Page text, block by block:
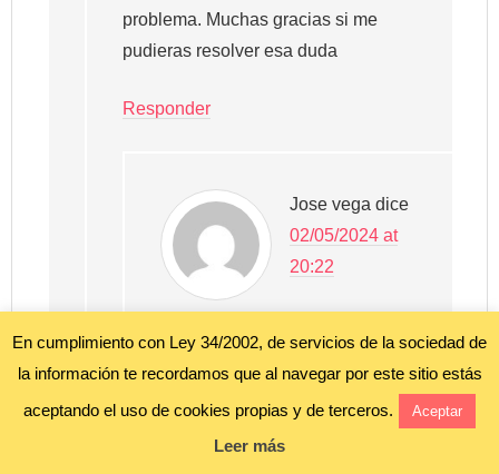
problema. Muchas gracias si me
pudieras resolver esa duda
Responder
Jose vega dice
02/05/2024 at
20:22
cobrar la baja ?
Responder
En cumplimiento con Ley 34/2002, de servicios de la sociedad de
la información te recordamos que al navegar por este sitio estás
aceptando el uso de cookies propias y de terceros.
Aceptar
Leer más